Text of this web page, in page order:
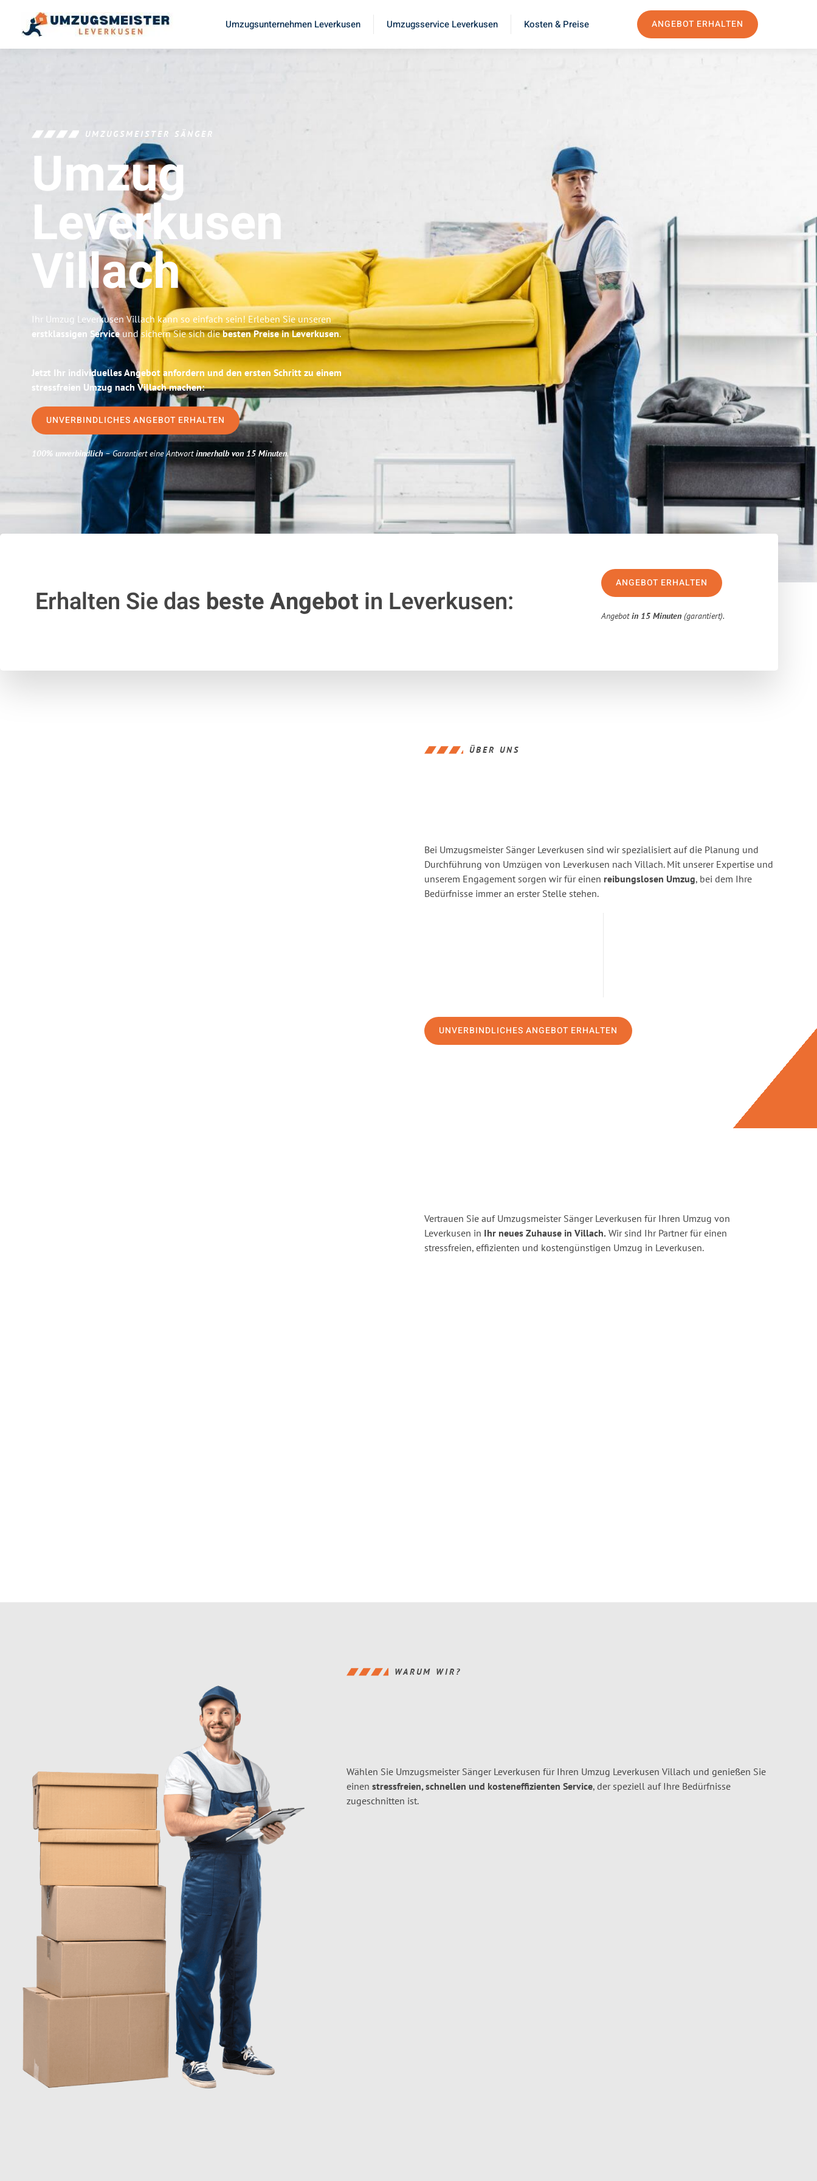
Umzugsunternehmen Leverkusen Umzugsservice Leverkusen Kosten & Preise ANGEBOT ERHALTEN
UMZUGSMEISTER SÄNGER
Umzug
Leverkusen
Villach
Ihr Umzug Leverkusen Villach kann so einfach sein! Erleben Sie unseren
erstklassigen Serviceund sichern Sie sich diebesten Preise in Leverkusen.
Jetzt Ihr individuelles Angebot anfordern und den ersten Schritt zu einem
stressfreien Umzug nach Villach machen:
UNVERBINDLICHES ANGEBOT ERHALTEN
100% unverbindlich– Garantiert eine Antwortinnerhalb von 15 Minuten.
Erhalten Sie das beste Angebotin Leverkusen:
ANGEBOT ERHALTEN
Angebotin 15 Minuten (garantiert).
ÜBER UNS
Bei Umzugsmeister Sänger Leverkusen sind wir spezialisiert auf die Planung und
Durchführung von Umzügen von Leverkusen nach Villach. Mit unserer Expertise und
unserem Engagement sorgen wir für einen reibungslosen Umzug, bei dem Ihre
Bedürfnisse immer an erster Stelle stehen.
UNVERBINDLICHES ANGEBOT ERHALTEN
Vertrauen Sie auf Umzugsmeister Sänger Leverkusen für Ihren Umzug von
Leverkusen in Ihr neues Zuhause in Villach. Wir sind Ihr Partner für einen
stressfreien, effizienten und kostengünstigen Umzug in Leverkusen.
WARUM WIR?
Wählen Sie Umzugsmeister Sänger Leverkusen für Ihren Umzug Leverkusen Villach und genießen Sie
einen stressfreien, schnellen und kosteneffizienten Service, der speziell auf Ihre Bedürfnisse
zugeschnitten ist.